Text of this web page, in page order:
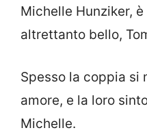
Michelle Hunziker,
altrettanto bello,
Spesso la coppia si
amore, e la loro
Michelle.